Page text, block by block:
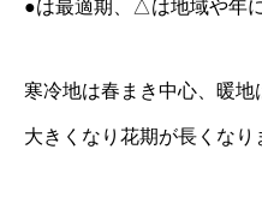
●は最適期、△は地域や年
寒冷地は春まき中心、暖
大きくなり花期が長くなり